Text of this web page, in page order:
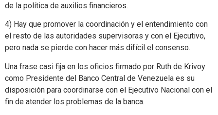
de la política de auxilios financieros.
4) Hay que promover la coordinación y el entendimiento con
el resto de las autoridades supervisoras y con el Ejecutivo,
pero nada se pierde con hacer más difícil el consenso.
Una frase casi fija en los oficios firmado por Ruth de Krivoy
como Presidente del Banco Central de Venezuela es su
disposición para coordinarse con el Ejecutivo Nacional con el
fin de atender los problemas de la banca.